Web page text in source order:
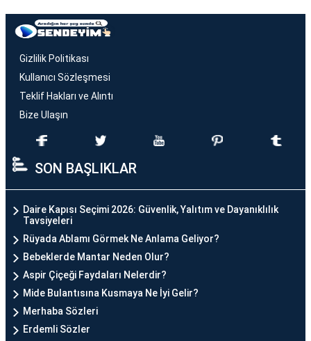
Gizlilik Politikası
Kullanıcı Sözleşmesi
Teklif Hakları ve Alıntı
Bize Ulaşın
SON BAŞLIKLAR
Daire Kapısı Seçimi 2026: Güvenlik, Yalıtım ve Dayanıklılık
Tavsiyeleri
Rüyada Ablamı Görmek Ne Anlama Geliyor?
Bebeklerde Mantar Neden Olur?
Aspir Çiçeği Faydaları Nelerdir?
Mide Bulantısına Kusmaya Ne İyi Gelir?
Merhaba Sözleri
Erdemli Sözler